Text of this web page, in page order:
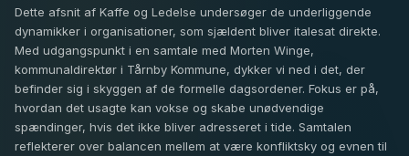
Dette afsnit af Kaffe og Ledelse undersøger de underliggende
dynamikker i organisationer, som sjældent bliver italesat direkte.
Med udgangspunkt i en samtale med Morten Winge,
kommunaldirektør i Tårnby Kommune, dykker vi ned i det, der
befinder sig i skyggen af de formelle dagsordener. Fokus er på,
hvordan det usagte kan vokse og skabe unødvendige
spændinger, hvis det ikke bliver adresseret i tide. Samtalen
reflekterer over balancen mellem at være konfliktsky og evnen til